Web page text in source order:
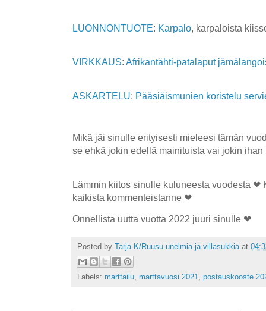
LUONNONTUOTE: Karpalo , karpaloista
VIRKKAUS: Afrikantähti-patalaput
ASKARTELU: Pääsiäismunien koristelu
Mikä jäi sinulle erityisesti mieleesi tämän
se ehkä jokin edellä mainituista vai jokin ihan
Lämmin kiitos sinulle kuluneesta vuodesta ❤
kaikista kommenteistanne ❤
Onnellista uutta vuotta 2022 juuri sinulle ❤
Posted by Tarja K/Ruusu-unelmia ja villasukkia at
Labels: marttailu, marttavuosi 2021, postauskooste